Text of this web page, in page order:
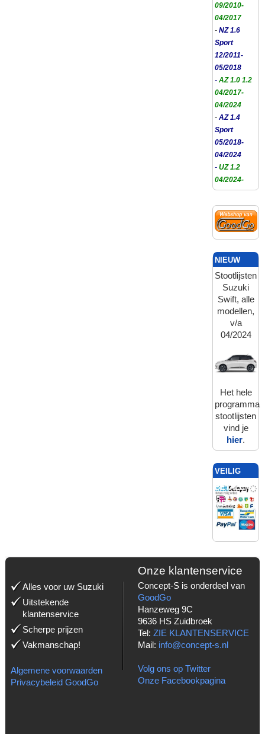
09/2010-
04/2017
- NZ 1.6
Sport
12/2011-
05/2018
- AZ 1.0 1.2
04/2017-
04/2024
- AZ 1.4
Sport
05/2018-
04/2024
- UZ 1.2
04/2024-
NIEUW
Stootlijsten
Suzuki
Swift, alle
modellen,
v/a
04/2024
Het hele
programma
stootlijsten
vind je
hier.
VEILIG
BETALEN
MET:
Alles voor uw Suzuki
Uitstekende
klantenservice
Scherpe prijzen
Vakmanschap!
Algemene voorwaarden
Privacybeleid GoodGo
Onze klantenservice
Concept-S is onderdeel van
GoodGo
Hanzeweg 9C
9636 HS Zuidbroek
Tel: ZIE KLANTENSERVICE
Mail: info@concept-s.nl
Volg ons op Twitter
Onze Facebookpagina